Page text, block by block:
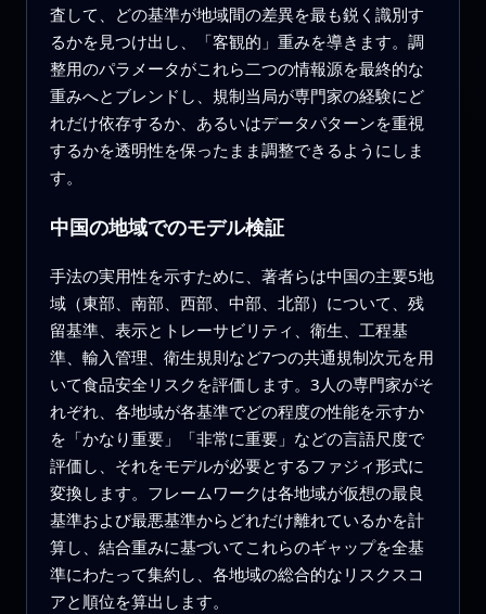
査して、どの基準が地域間の差異を最も鋭く識別す
るかを見つけ出し、「客観的」重みを導きます。調
整用のパラメータがこれら二つの情報源を最終的な
重みへとブレンドし、規制当局が専門家の経験にど
れだけ依存するか、あるいはデータパターンを重視
するかを透明性を保ったまま調整できるようにしま
す。
中国の地域でのモデル検証
手法の実用性を示すために、著者らは中国の主要5地
域（東部、南部、西部、中部、北部）について、残
留基準、表示とトレーサビリティ、衛生、工程基
準、輸入管理、衛生規則など7つの共通規制次元を用
いて食品安全リスクを評価します。3人の専門家がそ
れぞれ、各地域が各基準でどの程度の性能を示すか
を「かなり重要」「非常に重要」などの言語尺度で
評価し、それをモデルが必要とするファジィ形式に
変換します。フレームワークは各地域が仮想の最良
基準および最悪基準からどれだけ離れているかを計
算し、結合重みに基づいてこれらのギャップを全基
準にわたって集約し、各地域の総合的なリスクスコ
アと順位を算出します。